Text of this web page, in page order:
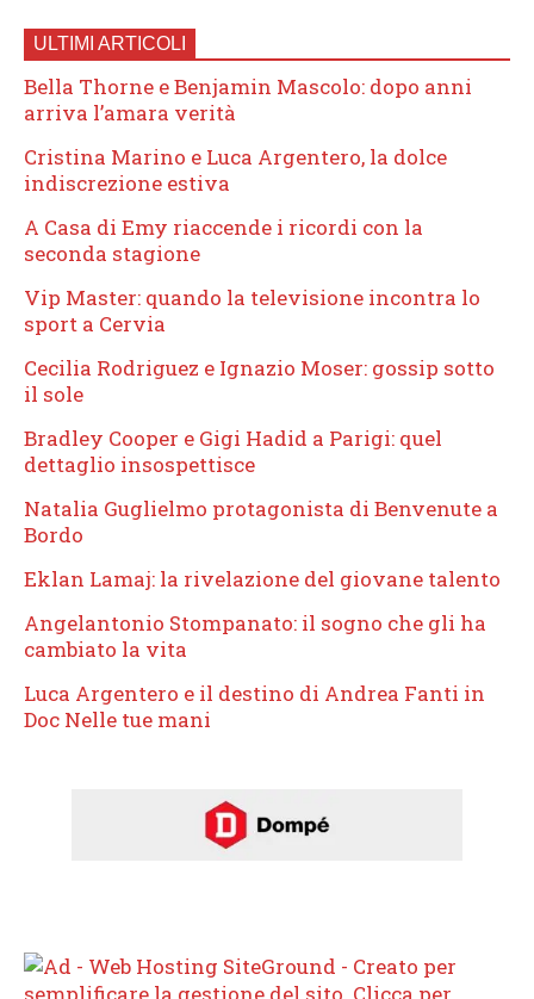
ULTIMI ARTICOLI
Bella Thorne e Benjamin Mascolo: dopo anni
arriva l’amara verità
Cristina Marino e Luca Argentero, la dolce
indiscrezione estiva
A Casa di Emy riaccende i ricordi con la
seconda stagione
Vip Master: quando la televisione incontra lo
sport a Cervia
Cecilia Rodriguez e Ignazio Moser: gossip sotto
il sole
Bradley Cooper e Gigi Hadid a Parigi: quel
dettaglio insospettisce
Natalia Guglielmo protagonista di Benvenute a
Bordo
Eklan Lamaj: la rivelazione del giovane talento
Angelantonio Stompanato: il sogno che gli ha
cambiato la vita
Luca Argentero e il destino di Andrea Fanti in
Doc Nelle tue mani